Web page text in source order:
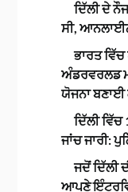
ਦਿੱਲੀ ਦੇ
ਸੀ, ਆਨਲਾਈਨ
ਭਾਰਤ
ਅੰਡਰਵਰਲਡ
ਯੋਜਨਾ
ਦਿੱਲੀ
ਜਾਂਚ ਜਾਰੀ:
ਜਦੋਂ ਦਿੱਲੀ
ਆਪਣੇ